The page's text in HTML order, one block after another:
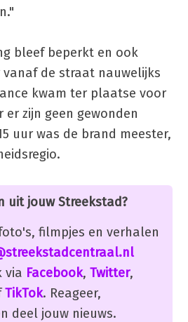
bleef beperkt en ook
de straat nauwelijks
kwam ter plaatse voor
er zijn geen gewonden
uur was de brand meester,
uit jouw Streekstad?
filmpjes en verhalen
via Facebook, Twitter,
TikTok. Reageer,
deel jouw nieuws.